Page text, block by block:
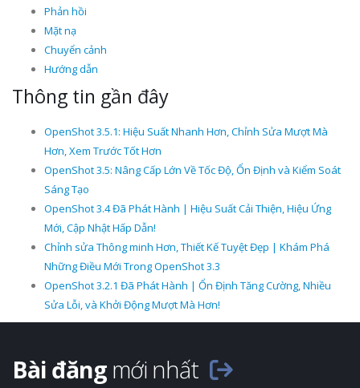
Phản hồi
Mặt nạ
Chuyển cảnh
Hướng dẫn
Thông tin gần đây
OpenShot 3.5.1: Hiệu Suất Nhanh Hơn, Chỉnh Sửa Mượt Mà
Hơn, Xem Trước Tốt Hơn
OpenShot 3.5: Nâng Cấp Lớn Về Tốc Độ, Ổn Định và Kiểm Soát
Sáng Tạo
OpenShot 3.4 Đã Phát Hành | Hiệu Suất Cải Thiện, Hiệu Ứng
Mới, Cập Nhật Hấp Dẫn!
Chỉnh sửa Thông minh Hơn, Thiết Kế Tuyệt Đẹp | Khám Phá
Những Điều Mới Trong OpenShot 3.3
OpenShot 3.2.1 Đã Phát Hành | Ổn Định Tăng Cường, Nhiều
Sửa Lỗi, và Khởi Động Mượt Mà Hơn!
Bài đăng mới nhất